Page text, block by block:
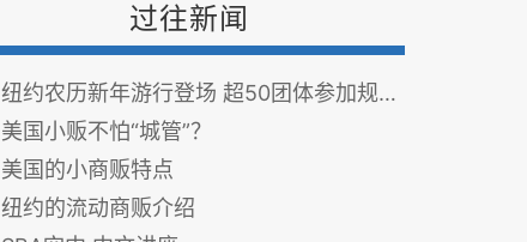
过往新闻
纽约农历新年游行登场 超50团体参加规模创记录
美国小贩不怕“城管”？
美国的小商贩特点
纽约的流动商贩介绍